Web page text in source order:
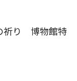
祈り 博物館特